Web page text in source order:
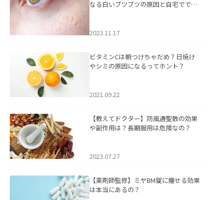
なる白いブツブツの原因と自宅ででき
2023.11.17
ビタミンCは朝つけちゃだめ？日焼け
やシミの原因になるってホント？
2021.09.22
【教えてドクター】防風通聖散の効果
や副作用は？長期服用は危険なの？
2023.07.27
【薬剤師監修】ミヤBM錠に痩せる効果
は本当にあるの？